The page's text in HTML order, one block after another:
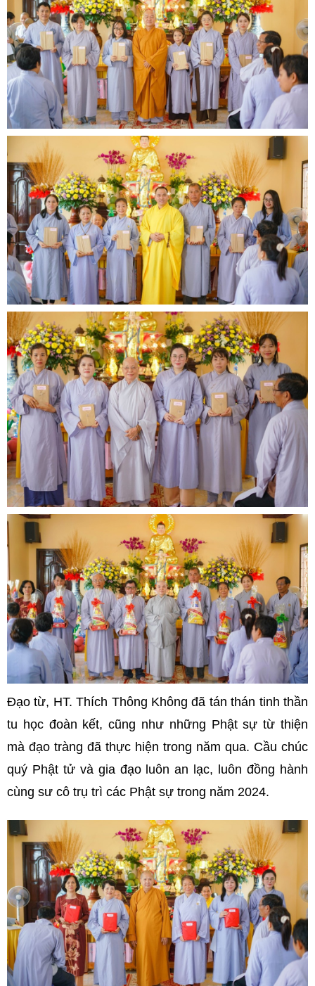
Đạo từ, HT. Thích Thông Không đã tán thán tinh thần
tu học đoàn kết, cũng như những Phật sự từ thiện
mà đạo tràng đã thực hiện trong năm qua. Cầu chúc
quý Phật tử và gia đạo luôn an lạc, luôn đồng hành
cùng sư cô trụ trì các Phật sự trong năm 2024.